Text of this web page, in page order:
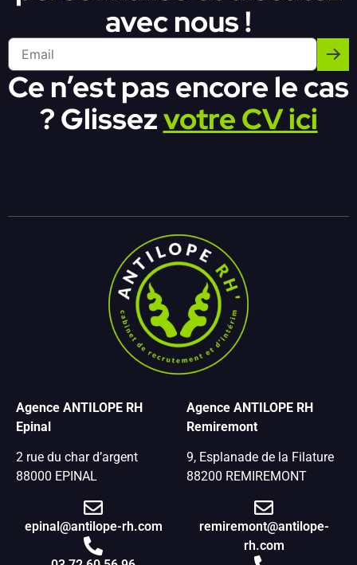
avec nous !
Ce n’est pas encore le cas
? Glissezvotre CV ici
Agence ANTILOPE RH
Epinal
2 rue du char d’argent
88000 EPINAL
epinal@antilope-rh.com
Agence ANTILOPE RH
Remiremont
9, Esplanade de la Filature
88200 REMIREMONT
remiremont@antilope-
rh.com